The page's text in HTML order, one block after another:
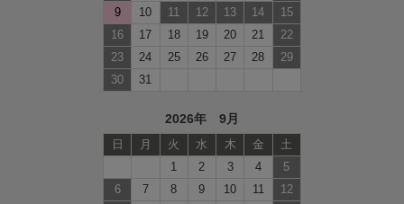
9
10 11 12 13 14
15
16
17 18 19 20 21
22
23
24 25 26 27 28
29
30
31
2026年 9月
日 月 火 水 木 金
土
1
2 3 4
5
6
7 8 9 10 11
12